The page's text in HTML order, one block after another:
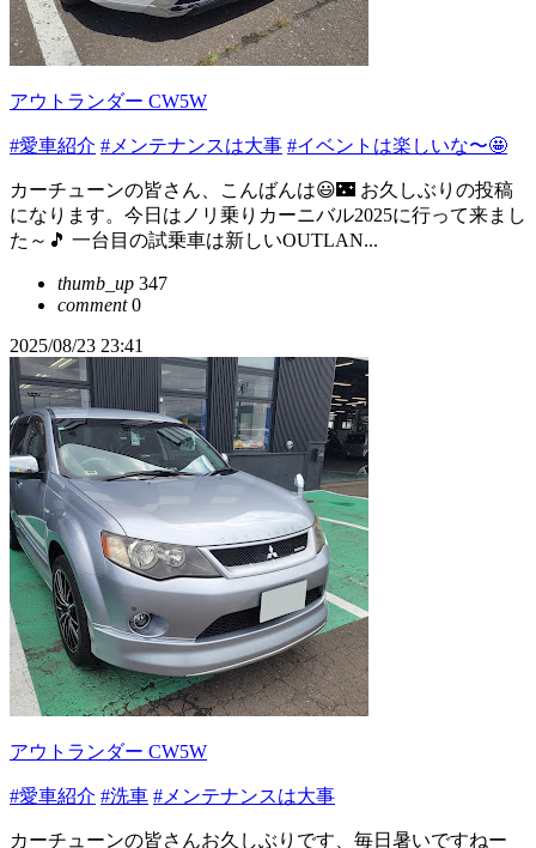
アウトランダー CW5W
#愛車紹介 #メンテナンスは大事 #イベントは楽しいな〜🤩
カーチューンの皆さん、こんばんは😃🌃 お久しぶりの投稿
になります。今日はノリ乗りカーニバル2025に行って来まし
た～🎵 一台目の試乗車は新しいOUTLAN...
thumb_up 347
comment0
2025/08/23 23:41
アウトランダー CW5W
#愛車紹介 #洗車 #メンテナンスは大事
カーチューンの皆さんお久しぶりです、毎日暑いですねー